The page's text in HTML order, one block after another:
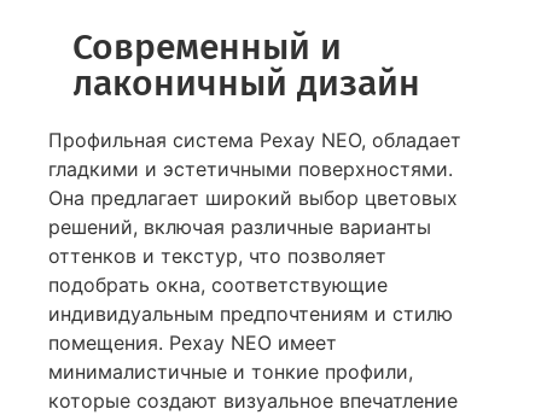
Современный и
лаконичный дизайн
Профильная система Рехау NEO, обладает
гладкими и эстетичными поверхностями.
Она предлагает широкий выбор цветовых
решений, включая различные варианты
оттенков и текстур, что позволяет
подобрать окна, соответствующие
индивидуальным предпочтениям и стилю
помещения. Рехау NEO имеет
минималистичные и тонкие профили,
которые создают визуальное впечатление